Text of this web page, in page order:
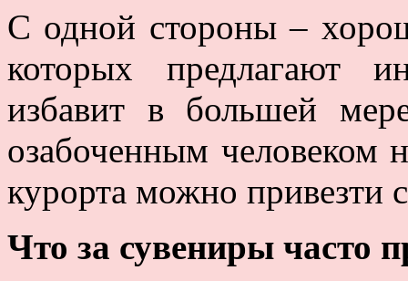
С одной стороны –
которых предлагают
избавит в большей
озабоченным человеком
курорта можно привезти
Что за сувениры часто